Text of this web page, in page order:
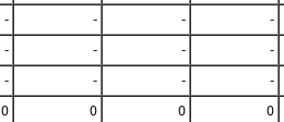
- - - -
- - - -
- - - -
0 0 0 0